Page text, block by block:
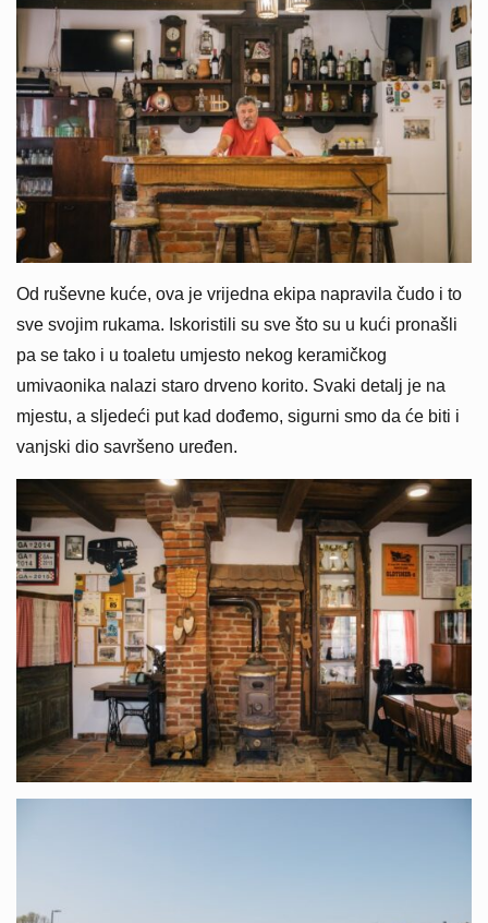
Od ruševne kuće, ova je vrijedna ekipa napravila čudo i to
sve svojim rukama. Iskoristili su sve što su u kući pronašli
pa se tako i u toaletu umjesto nekog keramičkog
umivaonika nalazi staro drveno korito. Svaki detalj je na
mjestu, a sljedeći put kad dođemo, sigurni smo da će biti i
vanjski dio savršeno uređen.